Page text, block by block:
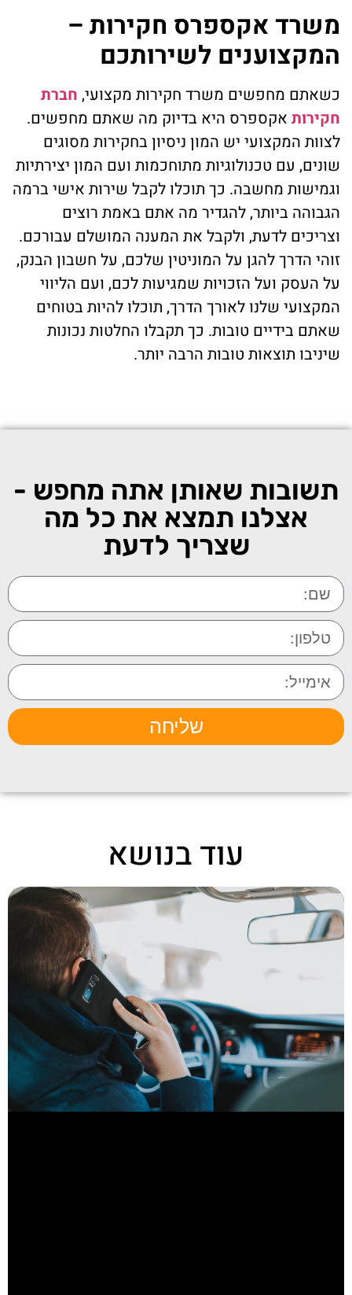
משרד אקספרס חקירות –
המקצוענים לשירותכם
כשאתם מחפשים משרד חקירות מקצועי, חברת
חקירות אקספרס היא בדיוק מה שאתם מחפשים.
לצוות המקצועי יש המון ניסיון בחקירות מסוגים
שונים, עם טכנולוגיות מתוחכמות ועם המון יצירתיות
וגמישות מחשבה. כך תוכלו לקבל שירות אישי ברמה
הגבוהה ביותר, להגדיר מה אתם באמת רוצים
וצריכים לדעת, ולקבל את המענה המושלם עבורכם.
זוהי הדרך להגן על המוניטין שלכם, על חשבון הבנק,
על העסק ועל הזכויות שמגיעות לכם, ועם הליווי
המקצועי שלנו לאורך הדרך, תוכלו להיות בטוחים
שאתם בידיים טובות. כך תקבלו החלטות נכונות
שיניבו תוצאות טובות הרבה יותר.
תשובות שאותן אתה מחפש -
אצלנו תמצא את כל מה
שצריך לדעת
שליחה
עוד בנושא